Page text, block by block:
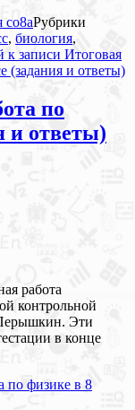
co8aРубрики
, биология,
к записи Итоговая
(задания и ответы)
по
и ответы)
работа
контрольной
Эти
в конце
по физике в 8